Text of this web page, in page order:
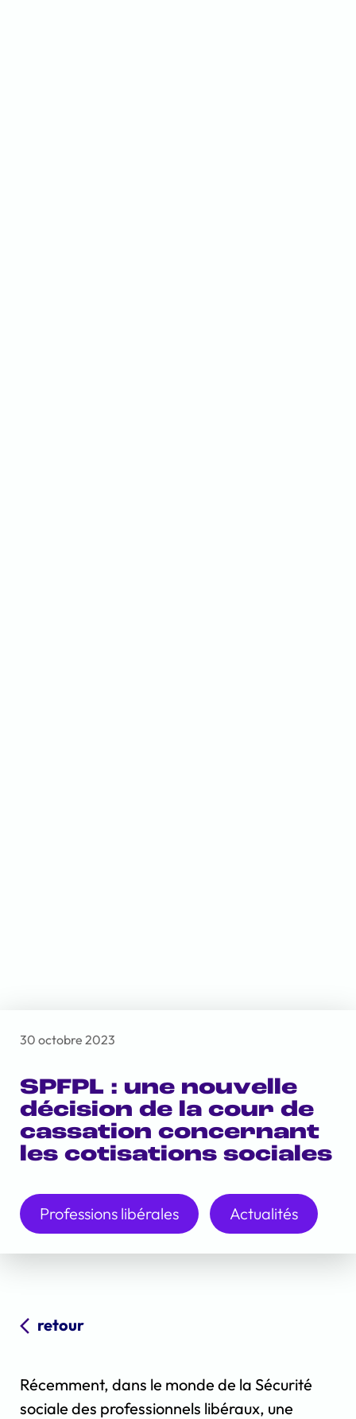
30 octobre 2023
SPFPL : une nouvelle
décision de la cour de
cassation concernant
les cotisations sociales
Professions libérales Actualités
retour
Récemment, dans le monde de la Sécurité
sociale des professionnels libéraux, une